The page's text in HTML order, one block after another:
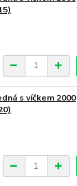
s víčkem 2000